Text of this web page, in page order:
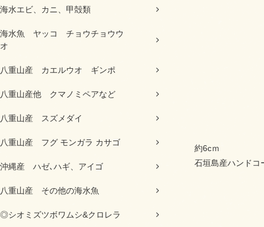
海水エビ、カニ、甲殻類
海水魚 ヤッコ チョウチョウウ
オ
八重山産 カエルウオ ギンポ
八重山産他 クマノミペアなど
八重山産 スズメダイ
八重山産 フグ モンガラ カサゴ
沖縄産 ハゼ､ハギ、アイゴ
八重山産 その他の海水魚
◎シオミズツボワムシ&クロレラ
約6cｍ
石垣島産ハンドコ